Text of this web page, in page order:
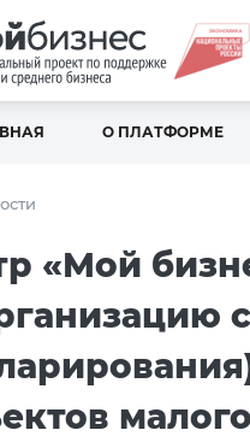
О ПЛАТФОРМЕ
«Мой